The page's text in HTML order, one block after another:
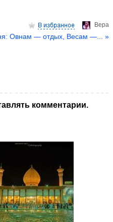
Верa
Овнам — отдых, Весам —... »
комментарии.